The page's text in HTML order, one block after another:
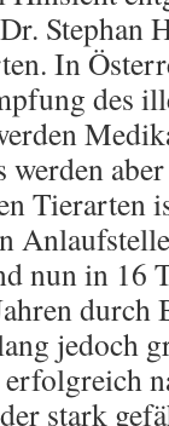
Stephan
In
des
Tierarten
nun in 16
durch
jedoch
stark